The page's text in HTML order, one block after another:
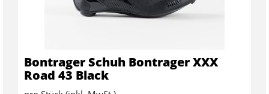
Bontrager Schuh Bontrager XXX
Road 43 Black